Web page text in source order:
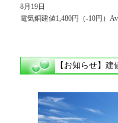
8月19日
電気銅建値1,480円（-10円）
【お知らせ】 建